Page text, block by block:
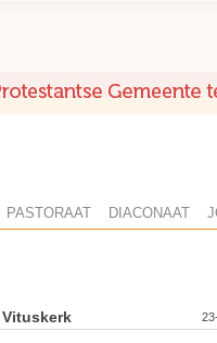
PASTORAAT DIACONAAT